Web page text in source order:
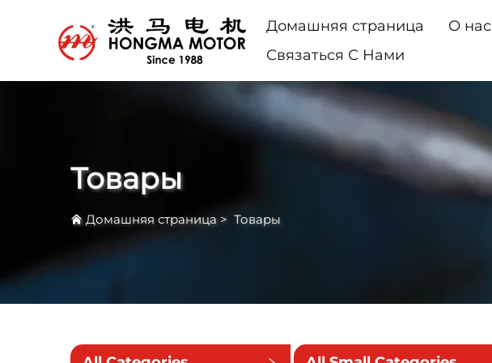
Домашняя страница О нас
Связаться С Нами
Товары
Домашняя страница> Товары